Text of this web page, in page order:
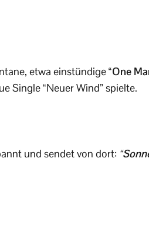
etwa einstündige“One
Single “Neuer Wind” spielte.
und sendet von dort: